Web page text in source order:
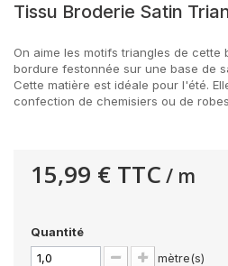
Tissu Broderie Satin
On aime les motifs triangles de cette
bordure festonnée sur une base de
Cette matière est idéale pour l'été.
confection de chemisiers ou de
15,99 € TTC / m
Quantité
mètre(s)